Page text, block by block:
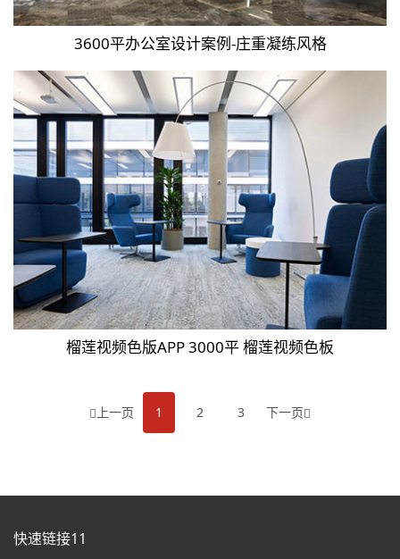
3600平办公室设计案例-庄重凝练风格
榴莲视频色版APP 3000平 榴莲视频色板
上一页 1 2 3 下一页
快速链接11